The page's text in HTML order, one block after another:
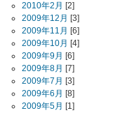
2010年2月 [2]
2009年12月 [3]
2009年11月 [6]
2009年10月 [4]
2009年9月 [6]
2009年8月 [7]
2009年7月 [3]
2009年6月 [8]
2009年5月 [1]